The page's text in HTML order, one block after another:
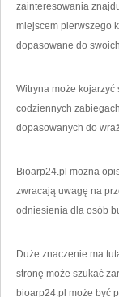
zainteresowania
miejscem pierwszego
dopasowane do
Witryna może kojarzyć
codziennych
dopasowanych do
Bioarp24.pl można
zwracają uwagę na
odniesienia dla osób
Duże znaczenie ma
stronę może szukać
bioarp24.pl może być